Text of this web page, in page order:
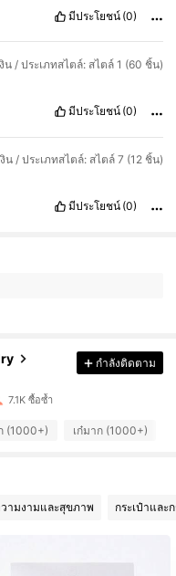
มีประโยชน์ (0)
น / ประเภทสไตล์: สไตล์ 1 (60 ชิ้น)
มีประโยชน์ (0)
งิน / ประเภทสไตล์: สไตล์ 7 (12 ชิ้น)
มีประโยชน์ (0)
กำลังติดตาม
7.1K ซื้อซ้ำ
(1000+) เก๋มาก (1000+)
ามงามและสุขภาพ กระเป๋าและ